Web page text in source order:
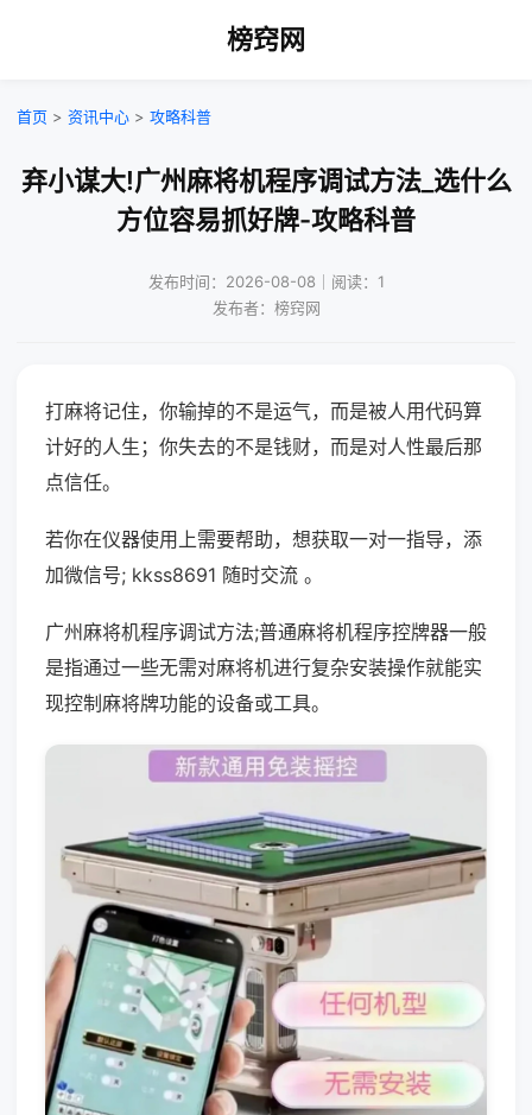
榜窍网
首页 > 资讯中心 > 攻略科普
弃小谋大!广州麻将机程序调试方法_选什么
方位容易抓好牌-攻略科普
发布时间：2026-08-08｜阅读：1
发布者：榜窍网
打麻将记住，你输掉的不是运气，而是被人用代码算
计好的人生；你失去的不是钱财，而是对人性最后那
点信任。
若你在仪器使用上需要帮助，想获取一对一指导，添
加微信号; kkss8691 随时交流 。
广州麻将机程序调试方法;普通麻将机程序控牌器一般
是指通过一些无需对麻将机进行复杂安装操作就能实
现控制麻将牌功能的设备或工具。